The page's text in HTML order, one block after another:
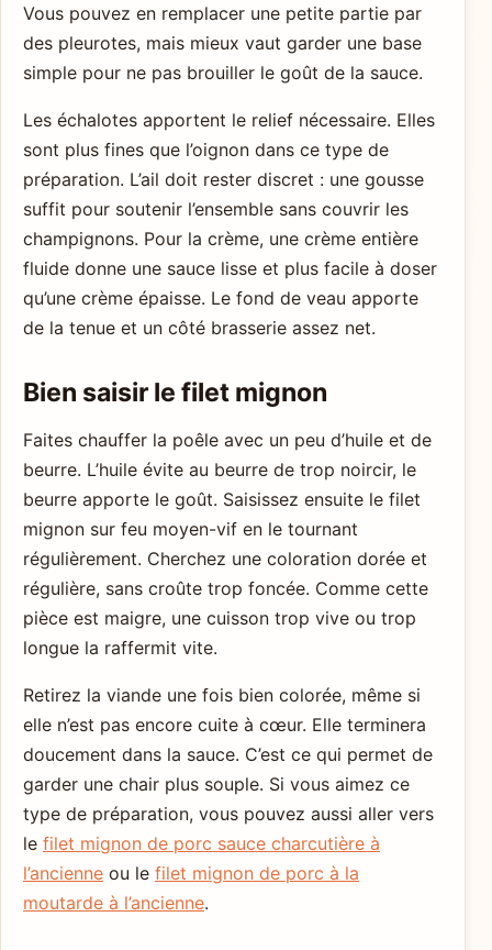
Vous pouvez en remplacer une petite partie par
des pleurotes, mais mieux vaut garder une base
simple pour ne pas brouiller le goût de la sauce.
Les échalotes apportent le relief nécessaire. Elles
sont plus fines que l’oignon dans ce type de
préparation. L’ail doit rester discret : une gousse
suffit pour soutenir l’ensemble sans couvrir les
champignons. Pour la crème, une crème entière
fluide donne une sauce lisse et plus facile à doser
qu’une crème épaisse. Le fond de veau apporte
de la tenue et un côté brasserie assez net.
Bien saisir le filet mignon
Faites chauffer la poêle avec un peu d’huile et de
beurre. L’huile évite au beurre de trop noircir, le
beurre apporte le goût. Saisissez ensuite le filet
mignon sur feu moyen-vif en le tournant
régulièrement. Cherchez une coloration dorée et
régulière, sans croûte trop foncée. Comme cette
pièce est maigre, une cuisson trop vive ou trop
longue la raffermit vite.
Retirez la viande une fois bien colorée, même si
elle n’est pas encore cuite à cœur. Elle terminera
doucement dans la sauce. C’est ce qui permet de
garder une chair plus souple. Si vous aimez ce
type de préparation, vous pouvez aussi aller vers
le filet mignon de porc sauce charcutière à
l’ancienne ou le filet mignon de porc à la
moutarde à l’ancienne.